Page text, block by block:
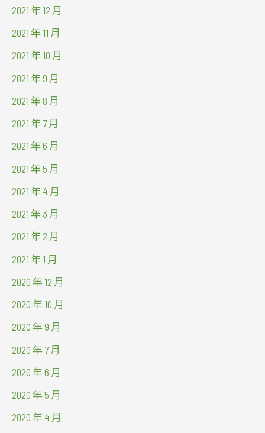
2021 年 12 月
2021 年 11 月
2021 年 10 月
2021 年 9 月
2021 年 8 月
2021 年 7 月
2021 年 6 月
2021 年 5 月
2021 年 4 月
2021 年 3 月
2021 年 2 月
2021 年 1 月
2020 年 12 月
2020 年 10 月
2020 年 9 月
2020 年 7 月
2020 年 6 月
2020 年 5 月
2020 年 4 月